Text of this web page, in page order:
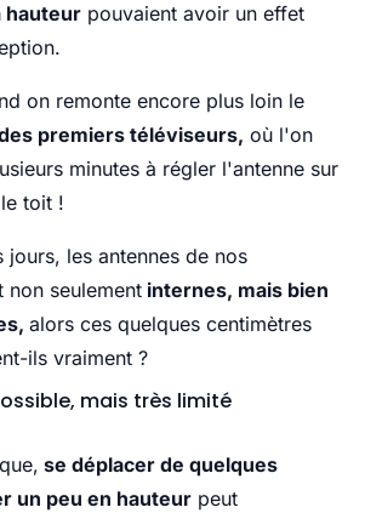
hauteur pouvaient avoir un effet
on remonte encore plus loin le
premiers téléviseurs, où l'on
minutes à régler l'antenne sur
toit !
jours, les antennes de nos
non seulement internes, mais bien
alors ces quelques centimètres
ils vraiment ?
mais très limité
se déplacer de quelques
un peu en hauteur peut